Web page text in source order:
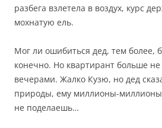
разбега взлетела в воздух, курс
мохнатую ель.
Мог ли ошибиться дед, тем более,
конечно. Но квартирант больше
вечерами. Жалко Кузю, но дед
природы, ему миллионы-миллионы
не поделаешь…